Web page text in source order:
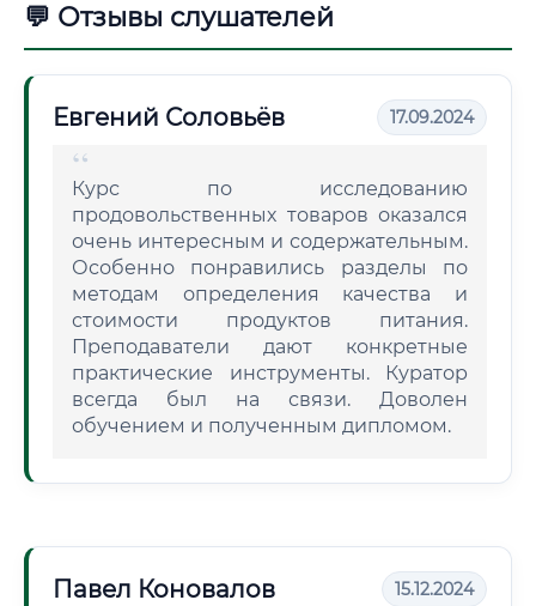
💬 Отзывы слушателей
Евгений Соловьёв 17.09.2024
Курс по исследованию
продовольственных товаров оказался
очень интересным и содержательным.
Особенно понравились разделы по
методам определения качества и
стоимости продуктов питания.
Преподаватели дают конкретные
практические инструменты. Куратор
всегда был на связи. Доволен
обучением и полученным дипломом.
Павел Коновалов 15.12.2024